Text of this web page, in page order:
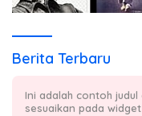
Berita Terbaru
Ini adalah contoh
sesuaikan pada widget